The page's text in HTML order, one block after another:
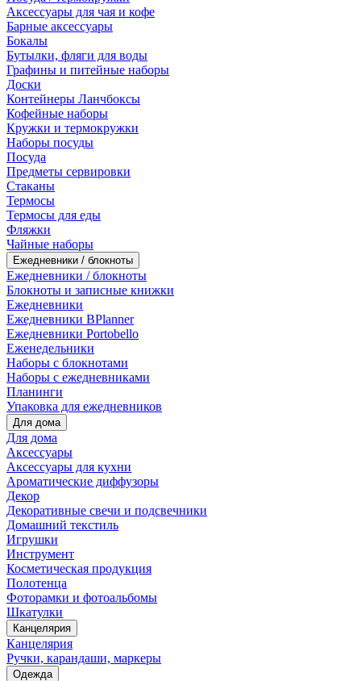
Аксессуары для чая и кофе
Барные аксессуары
Бокалы
Бутылки, фляги для воды
Графины и питейные наборы
Доски
Контейнеры Ланчбоксы
Кофейные наборы
Кружки и термокружки
Наборы посуды
Посуда
Предметы сервировки
Стаканы
Термосы
Термосы для еды
Фляжки
Чайные наборы
Ежедневники / блокноты
Ежедневники / блокноты
Блокноты и записные книжки
Ежедневники
Ежедневники BPlanner
Ежедневники Portobello
Еженедельники
Наборы с блокнотами
Наборы с ежедневниками
Планинги
Упаковка для ежедневников
Для дома
Для дома
Аксессуары
Аксессуары для кухни
Ароматические диффузоры
Декор
Декоративные свечи и подсвечники
Домашний текстиль
Игрушки
Инструмент
Косметическая продукция
Полотенца
Фоторамки и фотоальбомы
Шкатулки
Канцелярия
Канцелярия
Ручки, карандаши, маркеры
Одежда